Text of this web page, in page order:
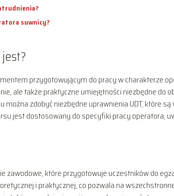
suwnicy?
przygotowującym do pracy w charakterze
ale także praktyczne umiejętności niezbędne do
zdobyć niezbędne uprawnienia UDT, które
jest dostosowany do specyfiki pracy operatora,
zawodowe, które przygotowuje uczestników do
i praktycznej, co pozwala na